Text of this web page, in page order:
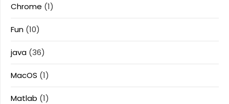
Chrome (1)
Fun (10)
java (36)
MacOS (1)
Matlab (1)